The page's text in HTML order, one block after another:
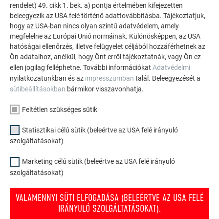
A PREFA referencia galéria bemutatja, milyen
sokoldalúan felhasználható az alumínium. Fedezzen fel
további lenyűgöző projekteket a tartós PREFA
alumínium megoldásokkal tetőkhöz, napelemekhez és
homlokzatokhoz.
TEKINTSE MEG TOVÁBBI REFERENCIÁINKAT
rendelet) 49. cikk 1. bek. a) pontja értelmében kifejezetten
beleegyezik az USA felé történő adattovábbításba. Tájékoztatjuk,
hogy az USA-ban nincs olyan szintű adatvédelem, amely
megfelelne az Európai Unió normáinak. Különösképpen, az USA
hatóságai ellenőrzés, illetve felügyelet céljából hozzáférhetnek az
Ön adataihoz, anélkül, hogy Önt erről tájékoztatnák, vagy Ön ez
ellen jogilag felléphetne. További információkat Adatvédelmi
nyilatkozatunkban és az impresszumban talál. Beleegyezését a
sütibeállításokban bármikor visszavonhatja.
Feltétlen szükséges sütik
Statisztikai célú sütik (beleértve az USA felé irányuló
szolgáltatásokat)
Marketing célú sütik (beleértve az USA felé irányuló
szolgáltatásokat)
VALAMENNYI SÜTI ELFOGADÁSA (BELEÉRTVE AZ USA FELÉ
IRÁNYULÓ SZOLGÁLTATÁSOKAT).